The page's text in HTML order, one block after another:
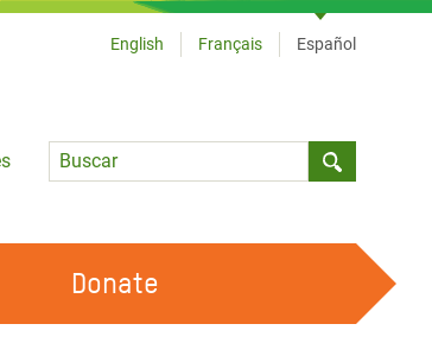
Language
English Français Español
Donate